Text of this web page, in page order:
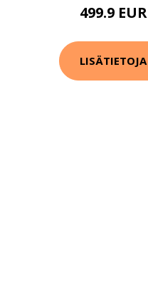
499.9 EUR
LISÄTIETOJA